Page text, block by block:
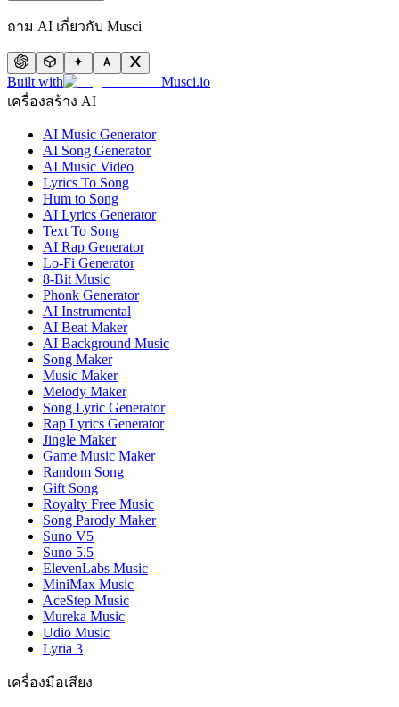
ถาม AI เกี่ยวกับ Musci
Built with
Musci.io
เครื่องสร้าง AI
AI Music Generator
AI Song Generator
AI Music Video
Lyrics To Song
Hum to Song
AI Lyrics Generator
Text To Song
AI Rap Generator
Lo-Fi Generator
8-Bit Music
Phonk Generator
AI Instrumental
AI Beat Maker
AI Background Music
Song Maker
Music Maker
Melody Maker
Song Lyric Generator
Rap Lyrics Generator
Jingle Maker
Game Music Maker
Random Song
Gift Song
Royalty Free Music
Song Parody Maker
Suno V5
Suno 5.5
ElevenLabs Music
MiniMax Music
AceStep Music
Mureka Music
Udio Music
Lyria 3
เครื่องมือเสียง